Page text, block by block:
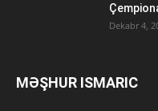
Dekabr 4,
MƏŞHUR ISMARIC